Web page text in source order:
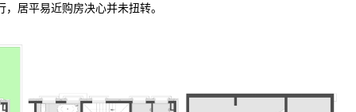
居平易近购房决心并未扭转。